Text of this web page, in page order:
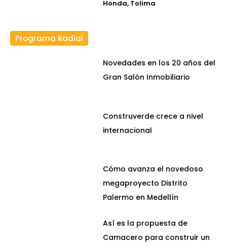
Honda, Tolima
Programa Radial
Novedades en los 20 años del
Gran Salón Inmobiliario
Construverde crece a nivel
internacional
Cómo avanza el novedoso
megaproyecto Distrito
Palermo en Medellín
Así es la propuesta de
Camacero para construir un